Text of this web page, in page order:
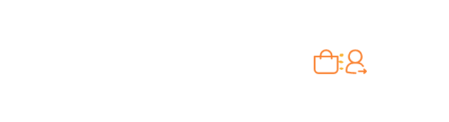
Carrinho vazio